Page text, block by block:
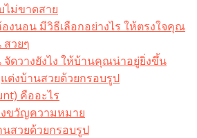
ไม่ขาดสาย
งนอน มีวิธีเลือกอย่างไร ให้ตรงใจคุณ
สวยๆ
จัดวางยังไง ให้บ้านคุณน่าอยู่ยิ่งขึ้น
แต่งบ้านสวยด้วยกรอบรูป
คืออะไร​
งขวัญความหมาย
นสวยด้วยกรอบรูป